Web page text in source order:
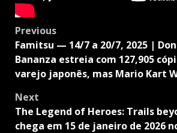
Post
navigation
Previous
Famitsu — 14/7 a 20/7, 2025 |
Bananza estreia com 127,905
varejo japonês, mas Mario Kart
Next
The Legend of Heroes: Trails
chega em 15 de janeiro de 2026